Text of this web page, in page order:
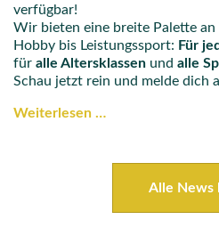
verfügbar!
Wir bieten eine breite Palette
Hobby bis Leistungssport: Für
für alle Altersklassen und alle
Schau jetzt rein und melde dich
Weiterlesen …
Alle News